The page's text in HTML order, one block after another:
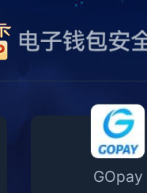
GOpay